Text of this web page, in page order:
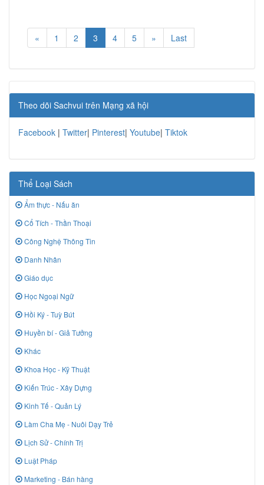
« 1 2 3 4 5 » Last
Theo dõi Sachvui trên Mạng xã hội
Facebook | Twitter| Pinterest| Youtube| Tiktok
Thể Loại Sách
Ẩm thực - Nấu ăn
Cổ Tích - Thần Thoại
Công Nghệ Thông Tin
Danh Nhân
Giáo dục
Học Ngoại Ngữ
Hồi Ký - Tuỳ Bút
Huyền bí - Giả Tưởng
Khác
Khoa Học - Kỹ Thuật
Kiến Trúc - Xây Dựng
Kinh Tế - Quản Lý
Làm Cha Mẹ - Nuôi Dạy Trẻ
Lịch Sử - Chính Trị
Luật Pháp
Marketing - Bán hàng